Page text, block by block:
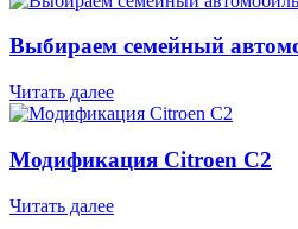
Выбираем семейный
Читать далее
Модификация Citroen С2
Читать далее